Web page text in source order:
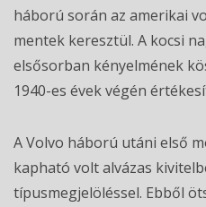
háború során az amerikai
mentek keresztül. A kocsi
elsősorban kényelmének
1940-es évek végén
A Volvo háború utáni első
kapható volt alvázas
típusmegjelöléssel. Ebből